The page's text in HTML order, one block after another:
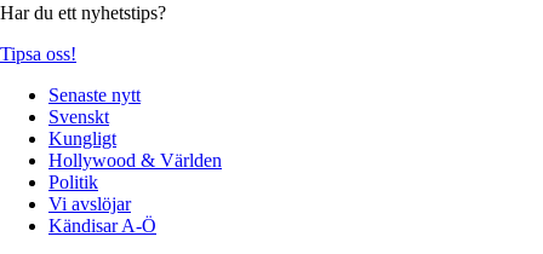
Har du ett nyhetstips?
Tipsa oss!
Senaste nytt
Svenskt
Kungligt
Hollywood & Världen
Politik
Vi avslöjar
Kändisar A-Ö